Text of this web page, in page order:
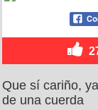
Que sí cariño,
de una cuerda